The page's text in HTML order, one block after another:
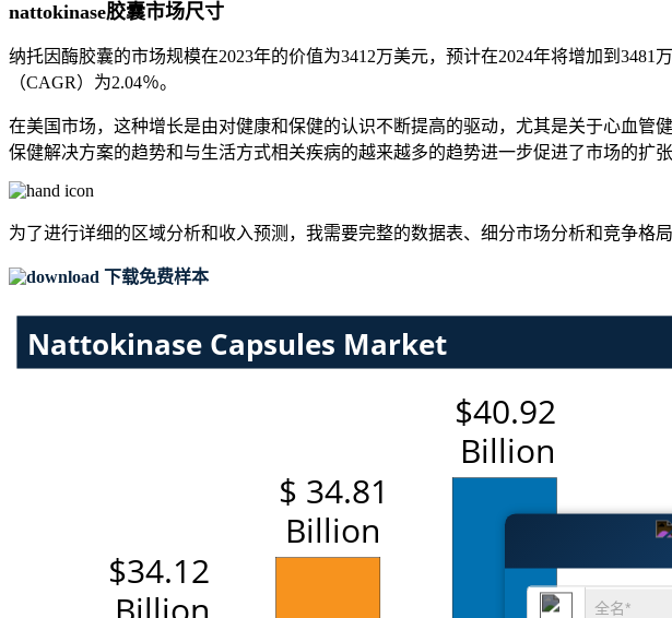
nattokinase胶囊市场尺寸
纳托因酶胶囊的市场规模在2023年的价值为3412万美元，预计在2024年将增加到
（CAGR）为2.04％。
在美国市场，这种增长是由对健康和保健的认识不断提高的驱动，尤其是关于心血
保健解决方案的趋势和与生活方式相关疾病的越来越多的趋势进一步促进了市场的扩
为了进行详细的区域分析和收入预测，我需要完整的数据表、细分市场分析和竞争格局
下载免费样本